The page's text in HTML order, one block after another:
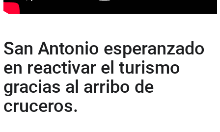
San Antonio esperanzado
en reactivar el turismo
gracias al arribo de
cruceros.